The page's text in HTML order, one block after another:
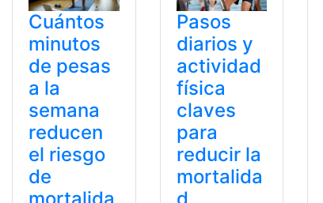
Cuántos
minutos
de pesas
a la
semana
reducen
el riesgo
de
Pasos
diarios y
actividad
física
claves
para
reducir la
mortalida